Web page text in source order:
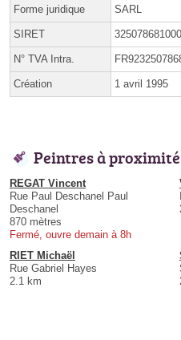
Forme juridique SARL
SIRET
N° TVA Intra.
Création 1 avril 1995
Peintres à proximité
REGAT Vincent
Rue Paul Deschanel Paul
Deschanel
870 mètres
Fermé, ouvre demain à 8h
RIET Michaël
Rue Gabriel Hayes
2.1 km